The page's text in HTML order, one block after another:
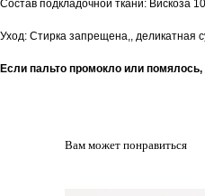
Состав подкладочной ткани: Вискоза
Уход: Стирка запрещена,, деликатная
Если пальто промокло или
Вам может понравиться